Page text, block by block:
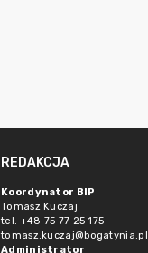
REDAKCJA
Koordynator BIP
Tomasz Kuczaj
tel. +48 75 77 25 175
tomasz.kuczaj@bogatynia.pl
Administrator